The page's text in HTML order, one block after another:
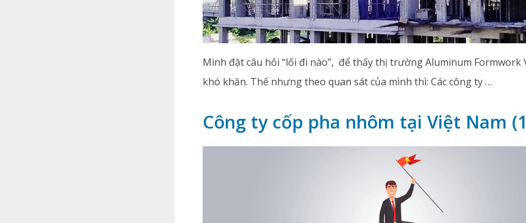
Mình đặt câu hỏi “lối đi nào”, để thấy thị trường Aluminum Formwork
khó khăn. Thế nhưng theo quan sát của mình thì: Các công ty …
Công ty cốp pha nhôm tại Việt Nam